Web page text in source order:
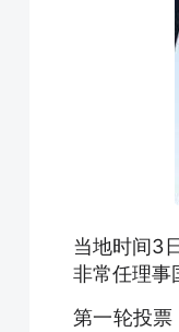
当地时间3
非常任理事
第一轮投